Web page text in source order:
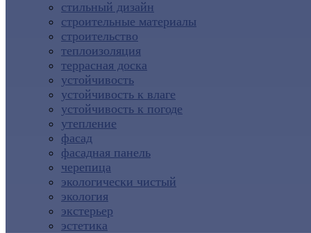
стильный дизайн
строительные материалы
строительство
теплоизоляция
террасная доска
устойчивость
устойчивость к влаге
устойчивость к погоде
утепление
фасад
фасадная панель
черепица
экологически чистый
экология
экстерьер
эстетика